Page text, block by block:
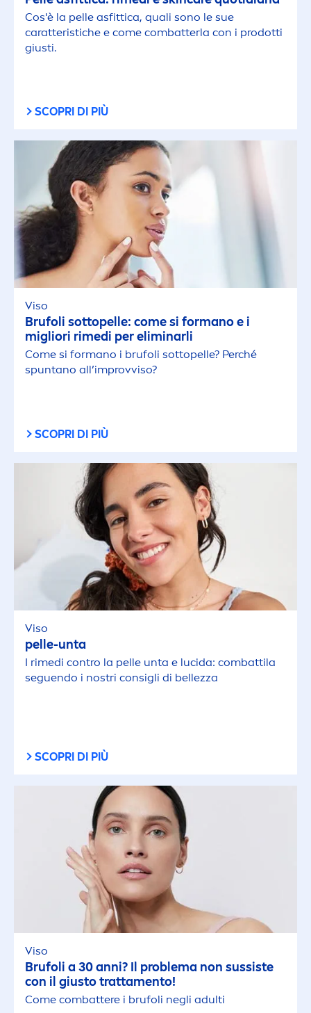
Cos'è la pelle asfittica, quali sono le sue
caratteristiche e come combatterla con i prodotti
giusti.
SCOPRI DI PIÙ
Viso
Brufoli sottopelle: come si formano e i
migliori rimedi per eliminarli
Come si formano i brufoli sottopelle? Perché
spuntano all’improvviso?
SCOPRI DI PIÙ
Viso
pelle-unta
I rimedi contro la pelle unta e lucida: combattila
seguendo i nostri consigli di bellezza
SCOPRI DI PIÙ
Viso
Brufoli a 30 anni? Il problema non sussiste
con il giusto trattamento!
Come combattere i brufoli negli adulti